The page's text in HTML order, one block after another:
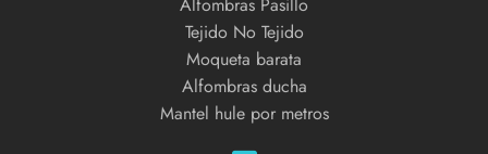
Alfombras Pasillo
Tejido No Tejido
Moqueta barata
Alfombras ducha
Mantel hule por metros